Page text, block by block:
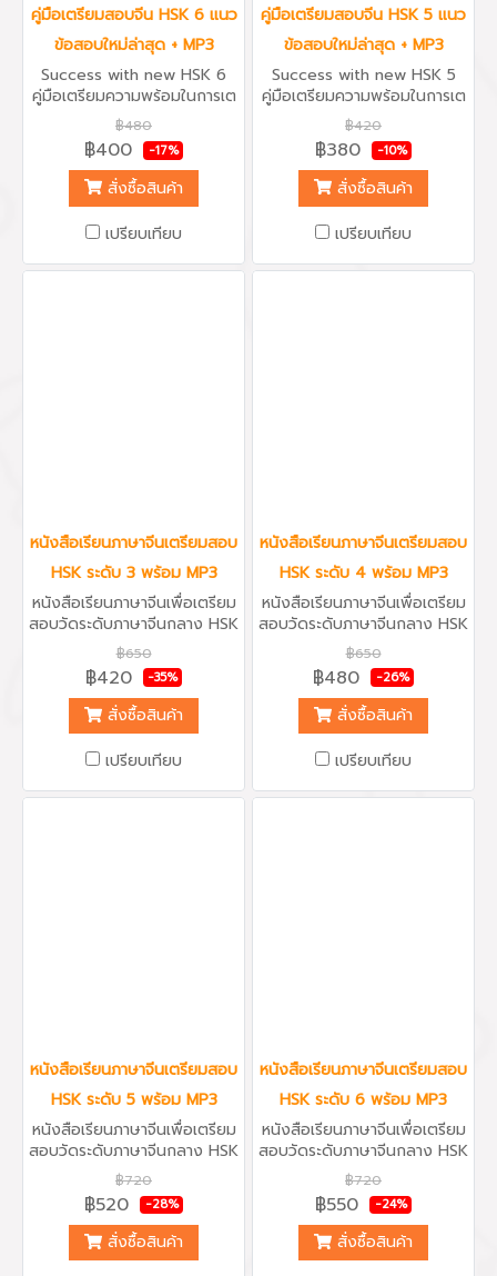
และทบทวนหมวดคำศัพท์และรูป
ประโยคที่สำคัญๆได้ รับรองได้
ผล...คุ้มค่า
ทบทวนหมวดคำศัพท์และรูป
ประโยคที่สำคัญๆได้ รับรองได้
ผล...คุ้มค่า
คู่มือเตรียมสอบจีน HSK 6 แนว
ข้อสอบใหม่ล่าสุด + MP3
Success with new HSK 6
คู่มือเตรียมความพร้อมในการเต
รียมตัวสอบวัดระดับภาษาจีน
กลาง HSK ระดับ 6 ตัวอย่าง
แนวข้อสอบ 6 ชุดใหม่ล่าสุด
พร้อมแผ่น MP3 รวมเนื้อหาแนว
ข้อสอบครบถ้วนทั้งการฟัง การ
อ่าน การเขียน พร้อมคำเฉลย
อธิบายอย่างละเอียด วิเคราะห์
ไวยากรณ์ ชี้แจงคำศัพท์ที่ต้อง
56และทบทวนหมวดคำศัพท์และ
รูปประโยคที่สำคัญๆได้ รับรอง
ได้ผล...คุ้มค่า
฿480
฿400 -17%
สั่งซื้อสินค้า
เปรียบเทียบ
คู่มือเตรียมสอบจีน HSK 5 แนว
ข้อสอบใหม่ล่าสุด + MP3
Success with new HSK 5
คู่มือเตรียมความพร้อมในการเต
รียมตัวสอบวัดระดับภาษาจีน
กลาง HSK ระดับ 5 ตัวอย่าง
แนวข้อสอบ 6 ชุดใหม่ล่าสุด
พร้อมแผ่น MP3 รวมเนื้อหาแนว
ข้อสอบครบถ้วนทั้งการฟัง การ
อ่าน การเขียน พร้อมคำเฉลย
อธิบายอย่างละเอียด วิเคราะห์
ไวยากรณ์ ชี้แจงคำศัพท์ที่ต้อง
และทบทวนหมวดคำศัพท์และรูป
ประโยคที่สำคัญๆได้ รับรองได้
ผล...คุ้มค่า
฿420
฿380 -10%
สั่งซื้อสินค้า
เปรียบเทียบ
หนังสือเรียนภาษาจีนเตรียมสอบ
HSK ระดับ 3 พร้อม MP3
หนังสือเรียนภาษาจีนเพื่อเตรียม
สอบวัดระดับภาษาจีนกลาง HSK
ระดับ 3 พร้อม MP3 สำหรับฝึก
ฟังข้อสอบ จากมหาวิทยาลัย
ภาษาและวัฒนธรรมปักกิ่ง หรือ
Beijing Language and
Culture University Press
เนื้อหาครบถ้วน เต็มไปด้วย
ตัวอย่างข้อสอบทุกหัวข้อ
ทั้งหมด 10 ชุด พร้อมเฉลยและ
฿650
฿420 -35%
สั่งซื้อสินค้า
เปรียบเทียบ
หนังสือเรียนภาษาจีนเตรียมสอบ
HSK ระดับ 4 พร้อม MP3
หนังสือเรียนภาษาจีนเพื่อเตรียม
สอบวัดระดับภาษาจีนกลาง HSK
ระดับ 4 พร้อม MP3 สำหรับฝึก
ฟังข้อสอบ จากมหาวิทยาลัย
ภาษาและวัฒนธรรมปักกิ่ง หรือ
Beijing Language and
Culture University Press
เนื้อหาครบถ้วน เต็มไปด้วย
ตัวอย่างข้อสอบทุกหัวข้อ
ทั้งหมด 10 ชุด พร้อมเฉลยและ
฿650
฿480 -26%
สั่งซื้อสินค้า
เปรียบเทียบ
หนังสือเรียนภาษาจีนเตรียมสอบ
HSK ระดับ 5 พร้อม MP3
หนังสือเรียนภาษาจีนเพื่อเตรียม
สอบวัดระดับภาษาจีนกลาง HSK
ระดับ 5 พร้อม MP3 สำหรับฝึก
ฟังข้อสอบ จากมหาวิทยาลัย
ภาษาและวัฒนธรรมปักกิ่ง หรือ
Beijing Language and
Culture University Press
฿720
฿520 -28%
สั่งซื้อสินค้า
หนังสือเรียนภาษาจีนเตรียมสอบ
HSK ระดับ 6 พร้อม MP3
หนังสือเรียนภาษาจีนเพื่อเตรียม
สอบวัดระดับภาษาจีนกลาง HSK
ระดับ 6 พร้อม MP3 สำหรับฝึก
ฟังข้อสอบ จากมหาวิทยาลัย
ภาษาและวัฒนธรรมปักกิ่ง หรือ
Beijing Language and
Culture University Press
฿720
฿550 -24%
สั่งซื้อสินค้า